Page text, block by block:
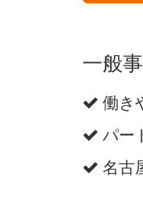
一般
働き
パー
名古